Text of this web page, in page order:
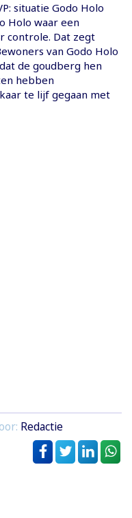
situatie Godo Holo
Holo waar een
controle. Dat zegt
van Godo Holo
de goudberg hen
hebben
te lijf gegaan met
Redactie